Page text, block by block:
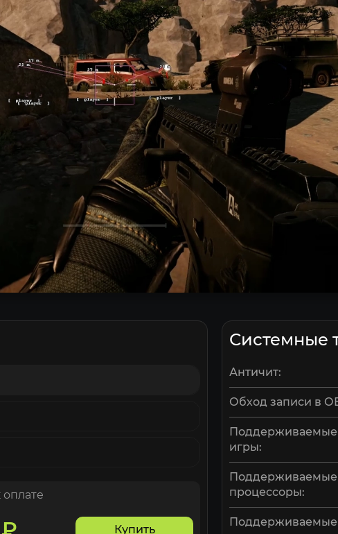
оплате
Купить
Системные
Античит:
Обход записи в
игры:
Поддерживаемые
процессоры:
Поддерживаемые